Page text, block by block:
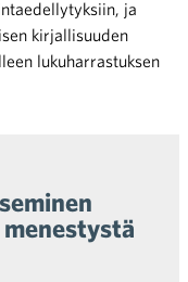
ja
kirjallisuuden
lukuharrastuksen